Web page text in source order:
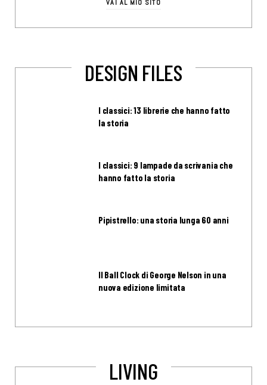
VAI AL MIO SITO
DESIGN FILES
I classici: 13 librerie che hanno fatto
la storia
I classici: 9 lampade da scrivania che
hanno fatto la storia
Pipistrello: una storia lunga 60 anni
Il Ball Clock di George Nelson in una
nuova edizione limitata
LIVING